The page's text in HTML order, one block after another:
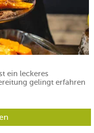
ein leckeres
gelingt erfahren